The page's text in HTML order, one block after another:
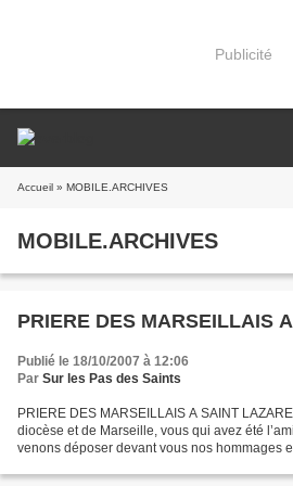
Publicité
Accueil » MOBILE.ARCHIVES
MOBILE.ARCHIVES
PRIERE DES MARSEILLAIS
Publié le 18/10/2007 à 12:06
Par Sur les Pas des Saints
PRIERE DES MARSEILLAIS A SAINT
diocèse et de Marseille, vous qui avez été
venons déposer devant vous nos hommages